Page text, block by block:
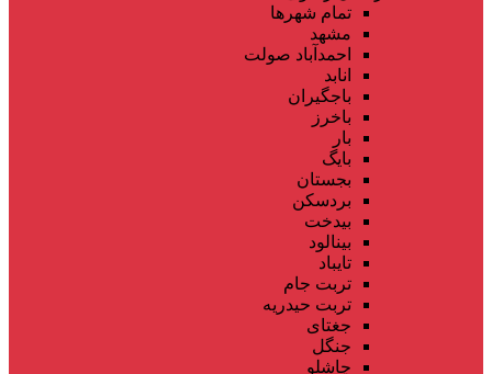
تمام شهر‌ها
مشهد
احمدآباد صولت
انابد
باجگیران
باخرز
بار
بایگ
بجستان
بردسکن
بیدخت
بینالود
تایباد
تربت جام
تربت حیدریه
جغتای
جنگل
چاشلو